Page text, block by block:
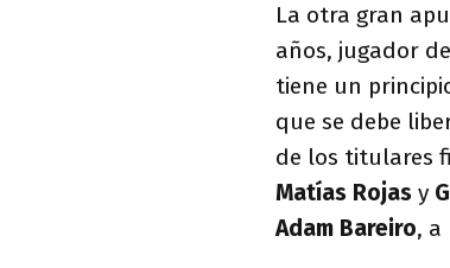
La otra gran
años, jugador de
tiene un
que se debe
de los titulares
Matías Rojas y
Adam Bareiro, a